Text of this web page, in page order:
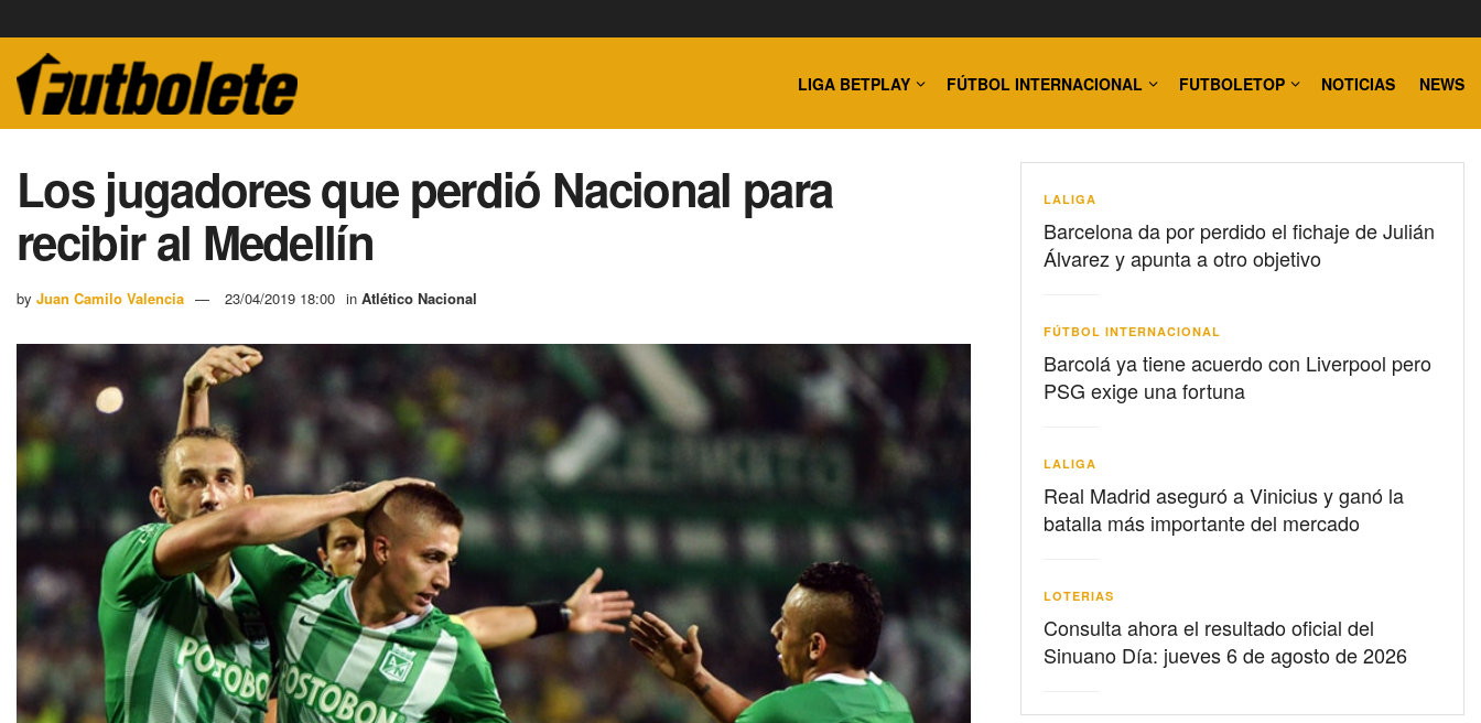
LIGA BETPLAY FÚTBOL INTERNACIONAL FUTBOLETOP NOTICIAS NEWS
Los jugadores que perdió Nacional para
recibir al Medellín
by Juan Camilo Valencia 23/04/2019 18:00 in Atlético Nacional
LALIGA
Barcelona da por perdido el fichaje de Julián
Álvarez y apunta a otro objetivo
FÚTBOL INTERNACIONAL
Barcolá ya tiene acuerdo con Liverpool pero
PSG exige una fortuna
LALIGA
Real Madrid aseguró a Vinicius y ganó la
batalla más importante del mercado
LOTERIAS
Consulta ahora el resultado oficial del
Sinuano Día: jueves 6 de agosto de 2026